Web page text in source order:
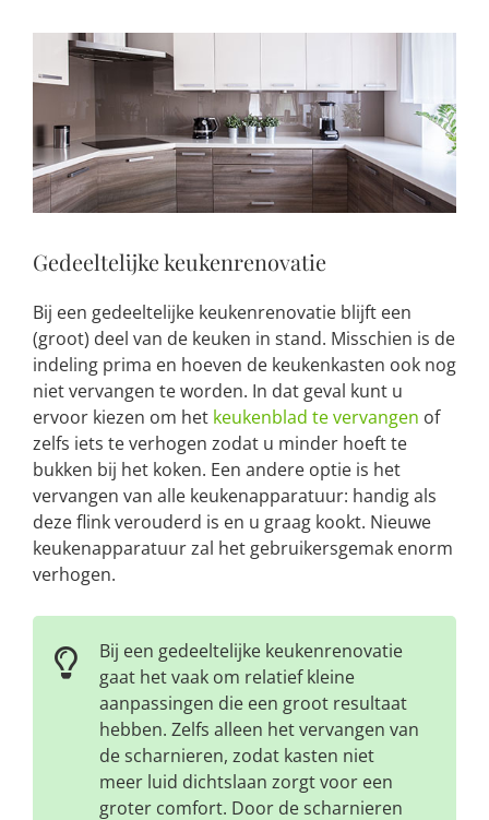
Gedeeltelijke keukenrenovatie
Bij een gedeeltelijke keukenrenovatie blijft een
(groot) deel van de keuken in stand. Misschien is de
indeling prima en hoeven de keukenkasten ook nog
niet vervangen te worden. In dat geval kunt u
ervoor kiezen om het keukenblad te vervangen of
zelfs iets te verhogen zodat u minder hoeft te
bukken bij het koken. Een andere optie is het
vervangen van alle keukenapparatuur: handig als
deze flink verouderd is en u graag kookt. Nieuwe
keukenapparatuur zal het gebruikersgemak enorm
verhogen.
Bij een gedeeltelijke keukenrenovatie
gaat het vaak om relatief kleine
aanpassingen die een groot resultaat
hebben. Zelfs alleen het vervangen van
de scharnieren, zodat kasten niet
meer luid dichtslaan zorgt voor een
groter comfort. Door de scharnieren